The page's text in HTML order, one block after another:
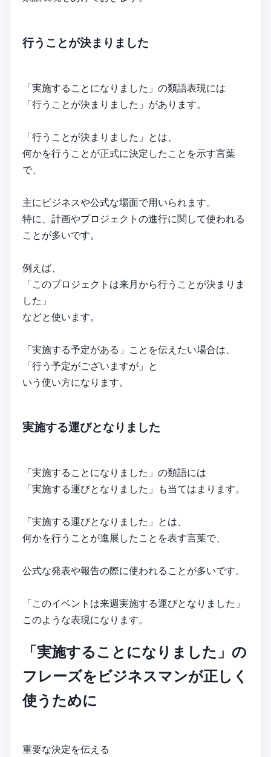
行うことが決まりました
「実施することになりました」の類語表現には
「行うことが決まりました」があります。
「行うことが決まりました」とは、
何かを行うことが正式に決定したことを示す言葉
で、
主にビジネスや公式な場面で用いられます。
特に、計画やプロジェクトの進行に関して使われる
ことが多いです。
例えば、
「このプロジェクトは来月から行うことが決まりま
した」
などと使います。
「実施する予定がある」ことを伝えたい場合は、
「行う予定がございますが」と
いう使い方になります。
実施する運びとなりました
「実施することになりました」の類語には
「実施する運びとなりました」も当てはまります。
「実施する運びとなりました」とは、
何かを行うことが進展したことを表す言葉で、
公式な発表や報告の際に使われることが多いです。
「このイベントは来週実施する運びとなりました」
このような表現になります。
「実施することになりました」の
フレーズをビジネスマンが正しく
使うために
重要な決定を伝える